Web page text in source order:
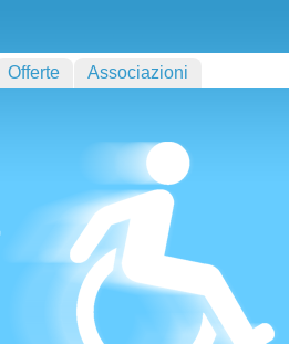
Offerte Associazioni